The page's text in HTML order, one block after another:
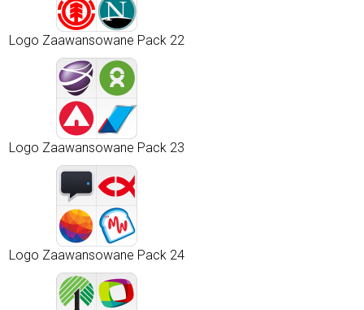
Logo Zaawansowane Pack 22
Logo Zaawansowane Pack 23
Logo Zaawansowane Pack 24